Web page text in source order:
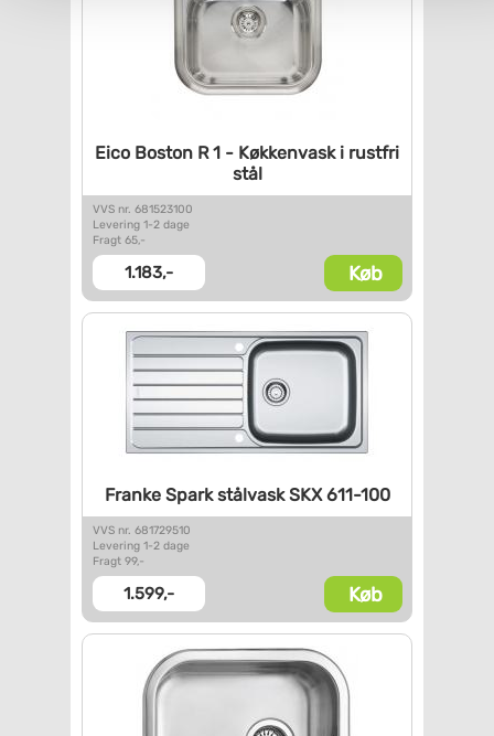
Eico Boston R 1 - Køkkenvask i rustfri
stål
VVS nr. 681523100
Levering 1-2 dage
Fragt 65,-
1.183,- Køb
Franke Spark stålvask SKX611-100
VVS nr. 681729510
Levering 1-2 dage
Fragt 99,-
1.599,- Køb